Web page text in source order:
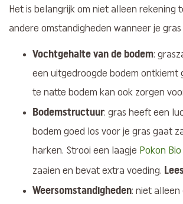
Het is belangrijk om niet alleen
andere omstandigheden wanneer je
Vochtgehalte van de bodem:
een uitgedroogde bodem ontkiemt
te natte bodem kan ook zorgen
Bodemstructuur: gras heeft een
bodem goed los voor je gras gaat
harken. Strooi een laagje Pokon
zaaien en bevat extra voeding.
Weersomstandigheden: niet